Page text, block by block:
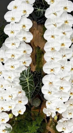
khi đặt
Một chậu hoa lan
được phối ghép
toàn thủ
chút giữa sản
hoa lan còn phụ